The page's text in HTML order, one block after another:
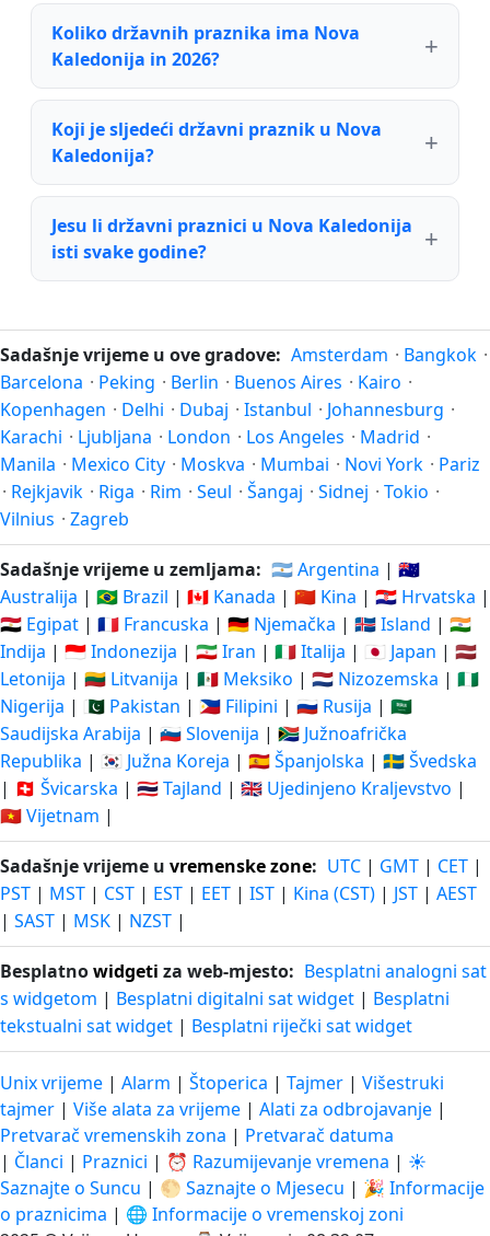
Koliko državnih praznika ima Nova
Kaledonija in 2026?
Koji je sljedeći državni praznik u Nova
Kaledonija?
Jesu li državni praznici u Nova Kaledonija
isti svake godine?
Sadašnje vrijeme u ove gradove: Amsterdam · Bangkok ·
Barcelona · Peking · Berlin · Buenos Aires · Kairo ·
Kopenhagen · Delhi · Dubaj · Istanbul · Johannesburg ·
Karachi · Ljubljana · London · Los Angeles · Madrid ·
Manila · Mexico City · Moskva · Mumbai · Novi York · Pariz
· Rejkjavik · Riga · Rim · Seul · Šangaj · Sidnej · Tokio ·
Vilnius · Zagreb
Sadašnje vrijeme u zemljama: 🇦🇷 Argentina | 🇦🇺
Australija | 🇧🇷 Brazil | 🇨🇦 Kanada | 🇨🇳 Kina | 🇭🇷 Hrvatska |
🇪🇬 Egipat | 🇫🇷 Francuska | 🇩🇪 Njemačka | 🇮🇸 Island | 🇮🇳
Indija | 🇮🇩 Indonezija | 🇮🇷 Iran | 🇮🇹 Italija | 🇯🇵 Japan | 🇱🇻
Letonija | 🇱🇹 Litvanija | 🇲🇽 Meksiko | 🇳🇱 Nizozemska | 🇳🇬
Nigerija | 🇵🇰 Pakistan | 🇵🇭 Filipini | 🇷🇺 Rusija | 🇸🇦
Saudijska Arabija | 🇸🇮 Slovenija | 🇿🇦 Južnoafrička
Republika | 🇰🇷 Južna Koreja | 🇪🇸 Španjolska | 🇸🇪 Švedska
| 🇨🇭 Švicarska | 🇹🇭 Tajland | 🇬🇧 Ujedinjeno Kraljevstvo |
🇻🇳 Vijetnam |
Sadašnje vrijeme u vremenske zone: UTC | GMT | CET |
PST | MST | CST | EST | EET | IST | Kina (CST) | JST | AEST
| SAST | MSK | NZST |
Besplatnowidgeti za web-mjesto: Besplatni analogni sat
s widgetom | Besplatni digitalni sat widget | Besplatni
tekstualni sat widget | Besplatni riječki sat widget
Unix vrijeme | Alarm | Štoperica | Tajmer | Višestruki
tajmer | Više alata za vrijeme | Alati za odbrojavanje |
Pretvarač vremenskih zona | Pretvarač datuma
| Članci | Praznici | ⏰ Razumijevanje vremena | ☀️
Saznajte o Suncu | 🌕 Saznajte o Mjesecu | 🎉 Informacije
o praznicima | 🌐 Informacije o vremenskoj zoni